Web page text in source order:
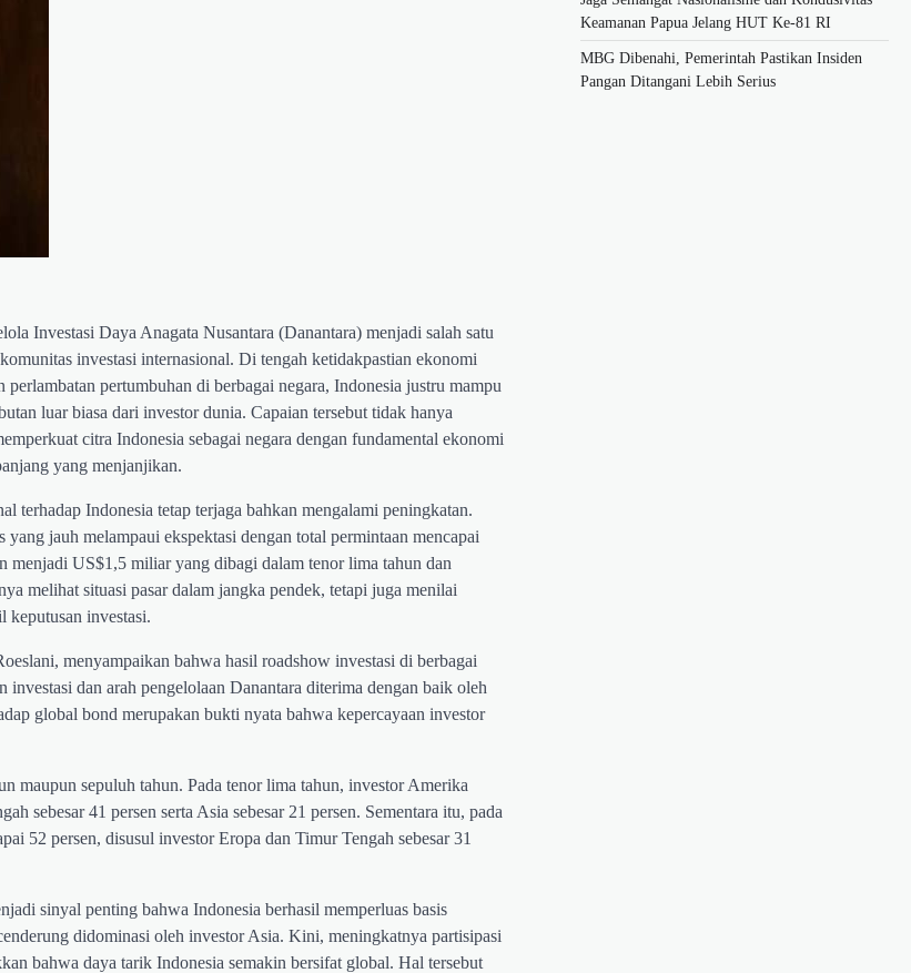
Investasi Daya Anagata Nusantara (Danantara) menjadi salah satu
investasi internasional. Di tengah ketidakpastian ekonomi
pertumbuhan di berbagai negara, Indonesia justru mampu
luar biasa dari investor dunia. Capaian tersebut tidak hanya
citra Indonesia sebagai negara dengan fundamental ekonomi
yang menjanjikan.
terhadap Indonesia tetap terjaga bahkan mengalami peningkatan.
jauh melampaui ekspektasi dengan total permintaan mencapai
US$1,5 miliar yang dibagi dalam tenor lima tahun dan
melihat situasi pasar dalam jangka pendek, tetapi juga menilai
keputusan investasi.
menyampaikan bahwa hasil roadshow investasi di berbagai
dan arah pengelolaan Danantara diterima dengan baik oleh
global bond merupakan bukti nyata bahwa kepercayaan investor
maupun sepuluh tahun. Pada tenor lima tahun, investor Amerika
sebesar 41 persen serta Asia sebesar 21 persen. Sementara itu, pada
52 persen, disusul investor Eropa dan Timur Tengah sebesar 31
sinyal penting bahwa Indonesia berhasil memperluas basis
didominasi oleh investor Asia. Kini, meningkatnya partisipasi
bahwa daya tarik Indonesia semakin bersifat global. Hal tersebut
Keamanan Papua Jelang HUT Ke-81 RI
MBG Dibenahi, Pemerintah Pastikan Insiden
Pangan Ditangani Lebih Serius